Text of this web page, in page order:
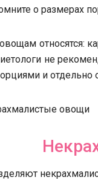
о размерах
относятся:
не
и отдельно